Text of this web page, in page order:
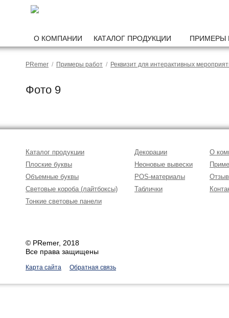
О КОМПАНИИ КАТАЛОГ ПРОДУКЦИИ ПРИМЕРЫ
PRemer / Примеры работ / Реквизит для интерактивных
Фото 9
Каталог продукции
Плоские буквы
Объемные буквы
Световые короба (лайтбоксы)
Тонкие световые панели
Декорации
Неоновые вывески
POS-материалы
Таблички
О
© PRemer, 2018
Все права защищены
Карта сайта Обратная связь